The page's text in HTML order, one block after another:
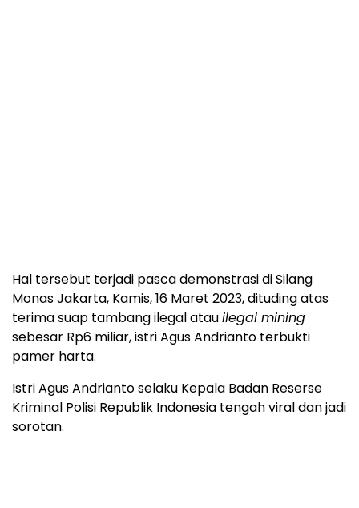
Hal tersebut terjadi pasca demonstrasi di Silang
Monas Jakarta, Kamis, 16 Maret 2023, dituding atas
terima suap tambang ilegal atauilegal mining
sebesar Rp6 miliar, istri Agus Andrianto terbukti
pamer harta.
Istri Agus Andrianto selaku Kepala Badan Reserse
Kriminal Polisi Republik Indonesia tengah viral dan jadi
sorotan.